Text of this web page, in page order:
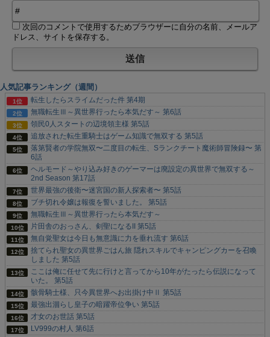
次回のコメントで使用するためブラウザーに自分の名前、メールア
ドレス、サイトを保存する。
人気記事ランキング（週間）
転生したらスライムだった件 第4期
無職転生Ⅲ～異世界行ったら本気だす～ 第6話
領民0人スタートの辺境領主様 第5話
追放された転生重騎士はゲーム知識で無双する 第5話
落第賢者の学院無双〜二度目の転生、Sランクチート魔術師冒険録〜 第
6話
ヘルモード～やり込み好きのゲーマーは廃設定の異世界で無双する～
2nd Season 第17話
世界最強の後衛〜迷宮国の新人探索者〜 第5話
ブチ切れ令嬢は報復を誓いました。 第5話
無職転生Ⅲ～異世界行ったら本気だす～
片田舎のおっさん、剣聖になるII 第5話
無自覚聖女は今日も無意識に力を垂れ流す 第6話
捨てられ聖女の異世界ごはん旅 隠れスキルでキャンピングカーを召喚
しました 第5話
ここは俺に任せて先に行けと言ってから10年がたったら伝説になって
いた。 第5話
骸骨騎士様、只今異世界へお出掛け中Ⅱ 第5話
最強出涸らし皇子の暗躍帝位争い 第5話
才女のお世話 第5話
LV999の村人 第6話